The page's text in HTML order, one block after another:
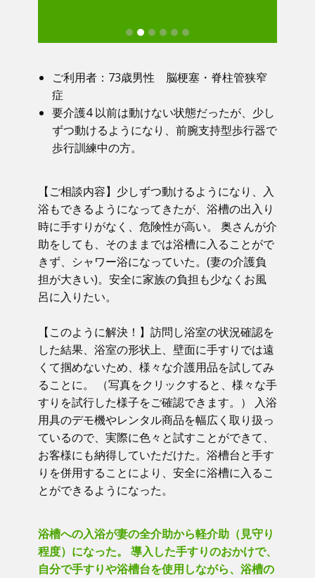
ご利用者：73歳男性 脳梗塞・脊柱管狭窄
症
要介護4 以前は動けない状態だったが、少し
ずつ動けるようになり、前腕支持型歩行器で
歩行訓練中の方。
【ご相談内容】少しずつ動けるようになり、入
浴もできるようになってきたが、浴槽の出入り
時に手すりがなく、危険性が高い。 奥さんが介
助をしても、そのままでは浴槽に入ることがで
きず、シャワー浴になっていた。(妻の介護負
担が大きい)。安全に家族の負担も少なくお風
呂に入りたい。
【このように解決！】訪問し浴室の状況確認を
した結果、浴室の形状上、壁面に手すりでは遠
くて掴めないため、様々な介護用品を試してみ
ることに。 （写真をクリックすると、様々な手
すりを試行した様子をご確認できます。） 入浴
用具のデモ機やレンタル商品を幅広く取り扱っ
ているので、実際に色々と試すことができて、
お客様にも納得していただけた。浴槽台と手す
りを併用することにより、安全に浴槽に入るこ
とができるようになった。
浴槽への入浴が妻の全介助から軽介助（見守り
程度）になった。 導入した手すりのおかけで、
自分で手すりや浴槽台を使用しながら、浴槽の